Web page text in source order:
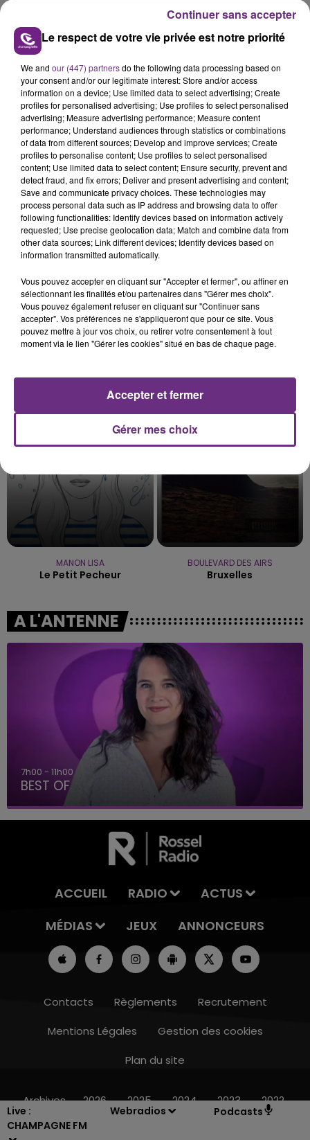
Live :
CHAMPAGNE FM
Webradios Podcasts
16h00 - 20h00
7 août 2026
LA CENTRALE NUCLÉAIRE DE CHOOZ
TOUJOURS À L'ARRÊT
Cela fait déjà une semaine que la centrale
nucléaire ardennaise est à l'arrêt. Une situation
justifiée par la sécheresse intense qui est toujours
présente.
7 août 2026
LE MAGASIN JOUÉCLUB DE REIMS FERME
SES PORTES
C'était l'une des institutions du centre-ville
rémois. Le magasin JouéClub est contraint de
TITRES DIFFUSÉS
MANON LISA
Le Petit Pecheur
BOULEVARD DES AIRS
Bruxelles
A L'ANTENNE
7h00 - 11h00
BEST OF
ACCUEIL RADIO
ACTUS
MÉDIAS
JEUX ANNONCEURS
Contacts Règlements
Recrutement
Mentions Légales
Gestion des cookies
Plan du site
Archives 2026 2025 2024 2023 2022
Le respect de votre vie privée est notre priorité
We and our (447) partnersdo the following data processing based on
your consent and/or our legitimate interest: Store and/or access
information on a device; Use limited data to select advertising; Create
profiles for personalised advertising; Use profiles to select personalised
advertising; Measure advertising performance; Measure content
performance; Understand audiences through statistics or combinations
of data from different sources; Develop and improve services; Create
profiles to personalise content; Use profiles to select personalised
content; Use limited data to select content; Ensure security, prevent and
detect fraud, and fix errors; Deliver and present advertising and content;
Save and communicate privacy choices. These technologies may
process personal data such as IP address and browsing data to offer
following functionalities: Identify devices based on information actively
requested; Use precise geolocation data; Match and combine data from
other data sources; Link different devices; Identify devices based on
information transmitted automatically.
Vous pouvez accepter en cliquant sur "Accepter et fermer", ou affiner en
sélectionnant les finalités et/ou partenaires dans "Gérer mes choix".
Vous pouvez également refuser en cliquant sur "Continuer sans
accepter". Vos préférences ne s'appliqueront que pour ce site. Vous
pouvez mettre à jour vos choix, ou retirer votre consentement à tout
moment via le lien "Gérer les cookies" situé en bas de chaque page.
Gérer mes choix
Accepter et fermer
Continuer sans accepter